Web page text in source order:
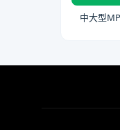
中大型